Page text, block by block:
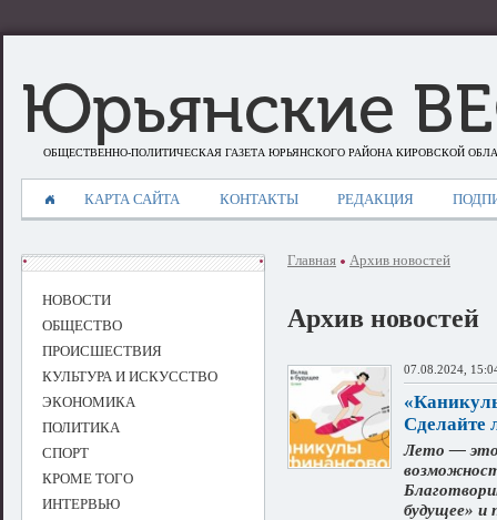
Юрьянские
ОБЩЕСТВЕННО-ПОЛИТИЧЕСКАЯ ГАЗЕТА ЮРЬЯНСКОГО РАЙОНА КИРОВСКОЙ
КАРТА САЙТА КОНТАКТЫ РЕДАКЦИЯ
НОВОСТИ
ОБЩЕСТВО
ПРОИСШЕСТВИЯ
КУЛЬТУРА И ИСКУССТВО
ЭКОНОМИКА
ПОЛИТИКА
СПОРТ
КРОМЕ ТОГО
ИНТЕРВЬЮ
Главная Архив новостей
Архив новостей
07.08.2024,
Сделайте
Лето — это
будущее» и